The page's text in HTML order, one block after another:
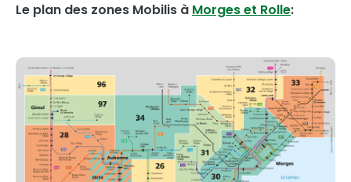
Le plan des zones Mobilis à Morges et Rolle: